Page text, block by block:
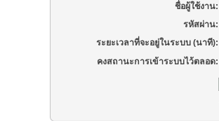
ชื่อผู้ใช้งาน:
รหัสผ่าน:
ระยะเวลาที่จะอยู่ในระบบ (นาที):
คงสถานะการเข้าระบบไว้ตลอด: